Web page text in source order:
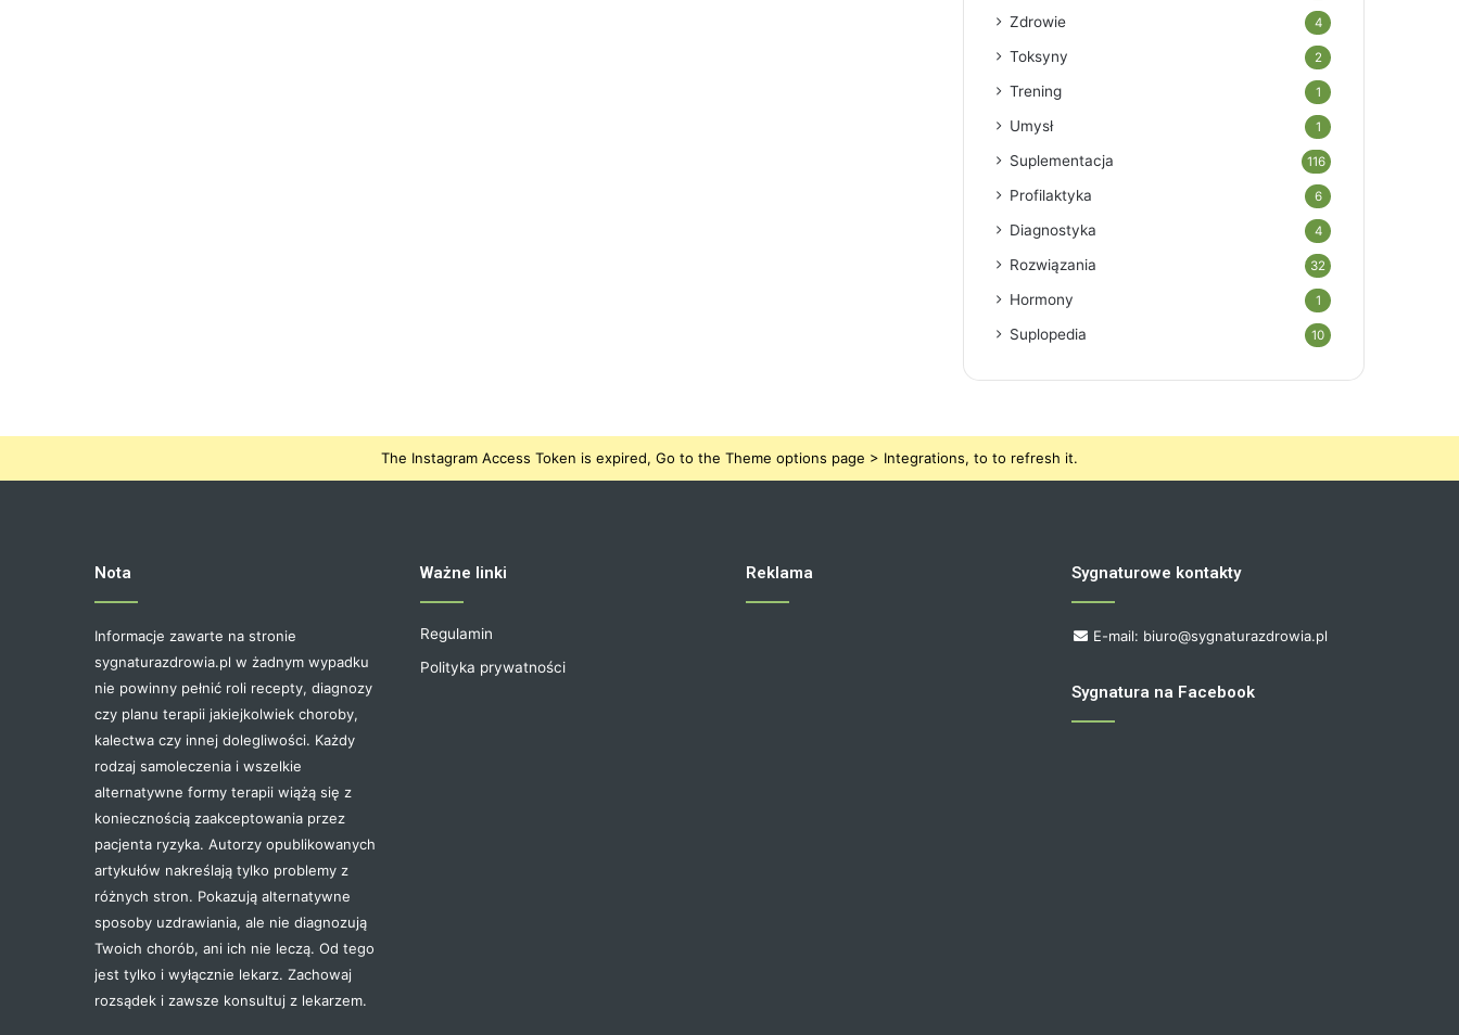
Zdrowie 4
Toksyny 2
Trening 1
Umysł 1
Suplementacja 116
Profilaktyka 6
Diagnostyka 4
Rozwiązania 32
Hormony 1
Suplopedia 10
The Instagram Access Token is expired, Go to the Theme options page > Integrations, to to refresh it.
Nota
Informacje zawarte na stronie
sygnaturazdrowia.pl w żadnym wypadku
nie powinny pełnić roli recepty, diagnozy
czy planu terapii jakiejkolwiek choroby,
kalectwa czy innej dolegliwości. Każdy
rodzaj samoleczenia i wszelkie
alternatywne formy terapii wiążą się z
koniecznością zaakceptowania przez
pacjenta ryzyka. Autorzy opublikowanych
artykułów nakreślają tylko problemy z
różnych stron. Pokazują alternatywne
sposoby uzdrawiania, ale nie diagnozują
Twoich chorób, ani ich nie leczą. Od tego
jest tylko i wyłącznie lekarz. Zachowaj
rozsądek i zawsze konsultuj z lekarzem.
Ważne linki
Regulamin
Polityka prywatności
Reklama Sygnaturowe kontakty
E-mail: biuro@sygnaturazdrowia.pl
Sygnatura na Facebook